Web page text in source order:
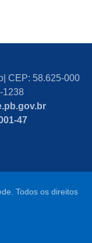
CEP: 58.625-000
1238
47
Todos os direitos